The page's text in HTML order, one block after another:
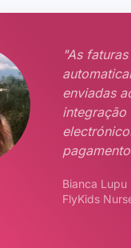
"As
enviadas
integração
Bianca
FlyKids